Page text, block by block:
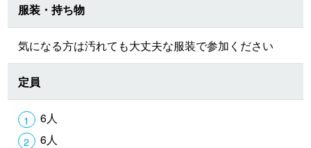
服装・持ち物
気になる方は汚れても大丈夫な服装で参加ください
定員
6人
6人